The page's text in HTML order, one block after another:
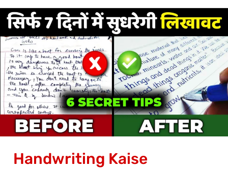
Handwriting Kaise
Handwriting
Kaise
sudhare:
हैंडराइटिंग
सुधारने
के
6
सीक्रेट